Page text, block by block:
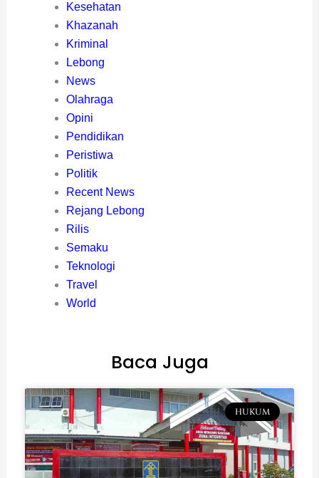
Kesehatan
Khazanah
Kriminal
Lebong
News
Olahraga
Opini
Pendidikan
Peristiwa
Politik
Recent News
Rejang Lebong
Rilis
Semaku
Teknologi
Travel
World
Baca Juga
HUKUM